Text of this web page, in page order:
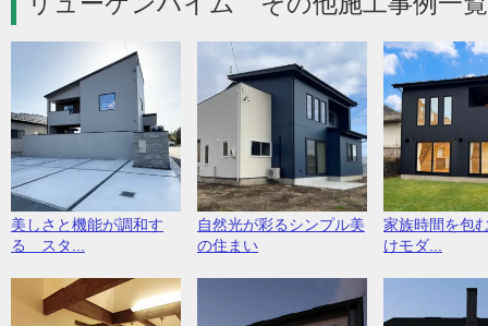
美しさと機能が調和す
る スタ...
自然光が彩るシンプル美
の住まい
家族時間を包
けモダ...